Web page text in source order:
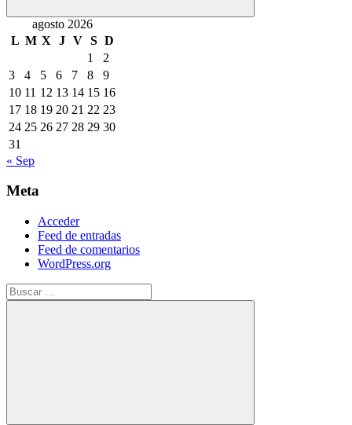
Buscar
agosto 2026
L M X J V S D
1
2
3
4 5 6 7 8
9
10 11 12 13 14 15 16
17 18 19 20 21 22 23
24 25 26 27 28 29 30
31
« Sep
Meta
Acceder
Feed de entradas
Feed de comentarios
WordPress.org
Buscar: